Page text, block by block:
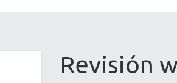
Revisión